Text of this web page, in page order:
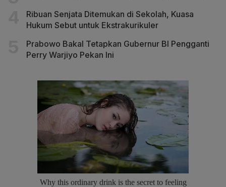
Ribuan Senjata Ditemukan di Sekolah, Kuasa
Hukum Sebut untuk Ekstrakurikuler
Prabowo Bakal Tetapkan Gubernur BI Pengganti
Perry Warjiyo Pekan Ini